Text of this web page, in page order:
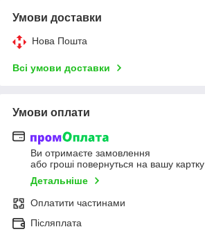
Умови доставки
Нова Пошта
Всі умови доставки
Умови оплати
Ви отримаєте замовлення
або гроші повернуться на вашу картку
Детальніше
Оплатити частинами
Післяплата